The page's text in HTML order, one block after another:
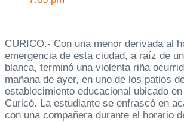
CURICO.- Con una menor derivada al
emergencia de esta ciudad, a raíz de
blanca, terminó una violenta riña
mañana de ayer, en uno de los patios
establecimiento educacional ubicado
Curicó. La estudiante se enfrascó en
con una compañera durante el horario